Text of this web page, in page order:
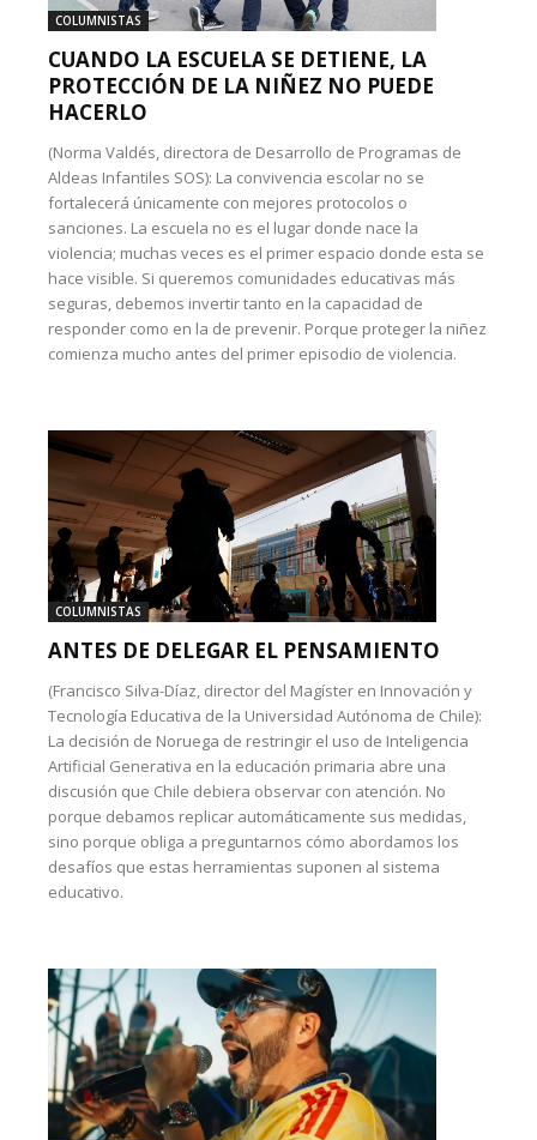
COLUMNISTAS
CUANDO LA ESCUELA SE DETIENE, LA
PROTECCIÓN DE LA NIÑEZ NO PUEDE
HACERLO
(Norma Valdés, directora de Desarrollo de Programas de
Aldeas Infantiles SOS): La convivencia escolar no se
fortalecerá únicamente con mejores protocolos o
sanciones. La escuela no es el lugar donde nace la
violencia; muchas veces es el primer espacio donde esta se
hace visible. Si queremos comunidades educativas más
seguras, debemos invertir tanto en la capacidad de
responder como en la de prevenir. Porque proteger la niñez
comienza mucho antes del primer episodio de violencia.
COLUMNISTAS
ANTES DE DELEGAR EL PENSAMIENTO
(Francisco Silva-Díaz, director del Magíster en Innovación y
Tecnología Educativa de la Universidad Autónoma de Chile):
La decisión de Noruega de restringir el uso de Inteligencia
Artificial Generativa en la educación primaria abre una
discusión que Chile debiera observar con atención. No
porque debamos replicar automáticamente sus medidas,
sino porque obliga a preguntarnos cómo abordamos los
desafíos que estas herramientas suponen al sistema
educativo.